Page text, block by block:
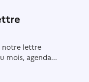
notre lettre
mois, agenda...